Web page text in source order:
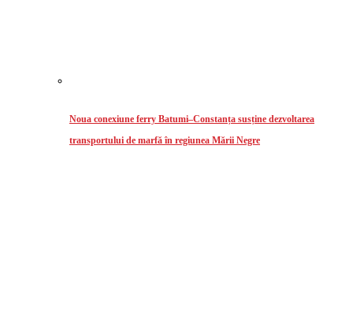
Noua conexiune ferry Batumi–Constanța susține dezvoltarea
transportului de marfă în regiunea Mării Negre